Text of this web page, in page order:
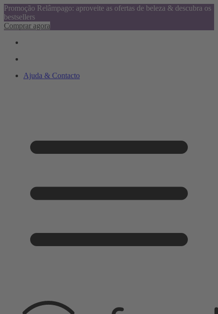
Promoção Relâmpago: aproveite as ofertas de beleza & descubra os
bestsellers
Comprar agora
Ajuda & Contacto